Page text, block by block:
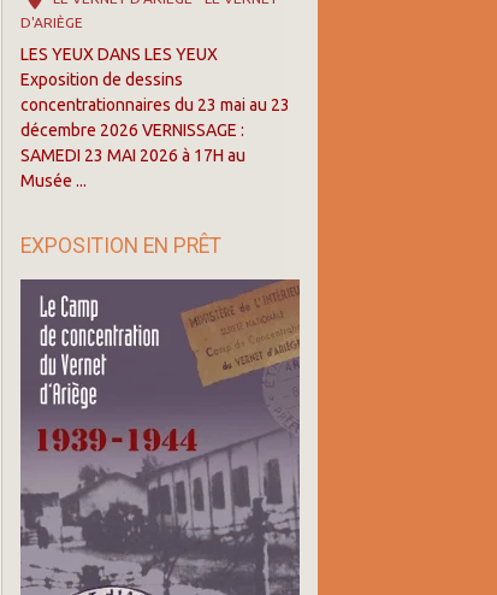
D'ARIÈGE
LES YEUX DANS LES YEUX
Exposition de dessins
concentrationnaires du 23 mai au 23
décembre 2026 VERNISSAGE :
SAMEDI 23 MAI 2026 à 17H au
Musée ...
EXPOSITION EN PRÊT